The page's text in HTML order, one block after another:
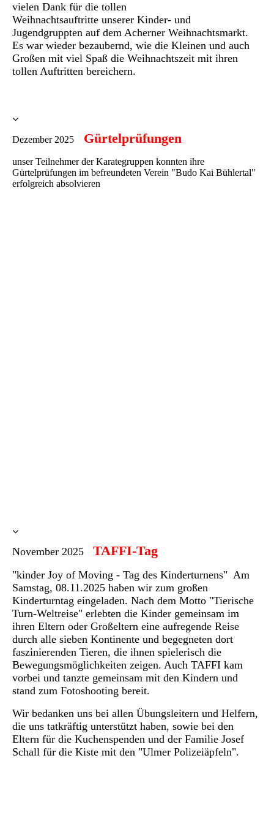
vielen Dank für die tollen
Weihnachtsauftritte unserer Kinder- und
Jugendgruppten auf dem Acherner Weihnachtsmarkt.
Es war wieder bezaubernd, wie die Kleinen und auch
Großen mit viel Spaß die Weihnachtszeit mit ihren
tollen Auftritten bereichern.
Dezember 2025 Gürtelprüfungen
unser Teilnehmer der Karategruppen konnten ihre
Gürtelprüfungen im befreundeten Verein "Budo Kai Bühlertal"
erfolgreich absolvieren
November 2025 TAFFI-Tag
"kinder Joy of Moving - Tag des Kinderturnens" Am
Samstag, 08.11.2025 haben wir zum großen
Kinderturntag eingeladen. Nach dem Motto "Tierische
Turn-Weltreise" erlebten die Kinder gemeinsam im
ihren Eltern oder Großeltern eine aufregende Reise
durch alle sieben Kontinente und begegneten dort
faszinierenden Tieren, die ihnen spielerisch die
Bewegungsmöglichkeiten zeigen. Auch TAFFI kam
vorbei und tanzte gemeinsam mit den Kindern und
stand zum Fotoshooting bereit.
Wir bedanken uns bei allen Übungsleitern und Helfern,
die uns tatkräftig unterstützt haben, sowie bei den
Eltern für die Kuchenspenden und der Familie Josef
Schall für die Kiste mit den "Ulmer Polizeiäpfeln".